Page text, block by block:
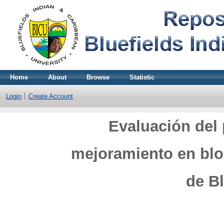
Home About Browse Statistic
Login Create Account
Evaluación
mejoramiento en
de